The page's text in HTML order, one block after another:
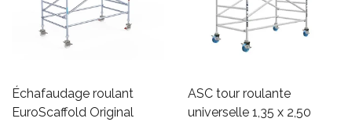
Échafaudage roulant
EuroScaffold Original
ASC tour roulante
universelle 1,35 x 2,50